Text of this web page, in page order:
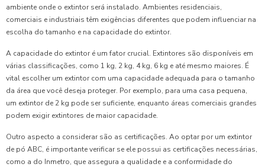
ambiente onde o extintor será instalado. Ambientes residenciais,
comerciais e industriais têm exigências diferentes que podem influenciar na
escolha do tamanho e na capacidade do extintor.
A capacidade do extintor é um fator crucial. Extintores são disponíveis em
várias classificações, como 1 kg, 2 kg, 4 kg, 6 kg e até mesmo maiores. É
vital escolher um extintor com uma capacidade adequada para o tamanho
da área que você deseja proteger. Por exemplo, para uma casa pequena,
um extintor de 2 kg pode ser suficiente, enquanto áreas comerciais grandes
podem exigir extintores de maior capacidade.
Outro aspecto a considerar são as certificações. Ao optar por um extintor
de pó ABC, é importante verificar se ele possui as certificações necessárias,
como a do Inmetro, que assegura a qualidade e a conformidade do